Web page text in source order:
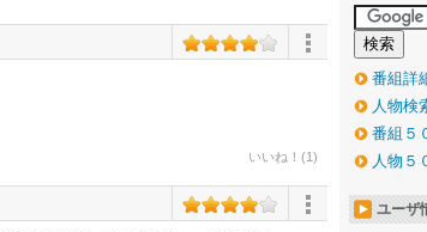
いいね！(1)
番組詳
人物検
番組５
人物５
ユーザ